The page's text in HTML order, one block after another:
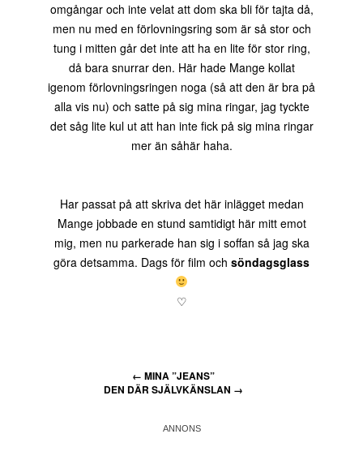
omgångar och inte velat att dom ska bli för tajta då,
men nu med en förlovningsring som är så stor och
tung i mitten går det inte att ha en lite för stor ring,
då bara snurrar den. Här hade Mange kollat
igenom förlovningsringen noga (så att den är bra på
alla vis nu) och satte på sig mina ringar, jag tyckte
det såg lite kul ut att han inte fick på sig mina ringar
mer än såhär haha.
Har passat på att skriva det här inlägget medan
Mange jobbade en stund samtidigt här mitt emot
mig, men nu parkerade han sig i soffan så jag ska
göra detsamma. Dags för film och söndagsglass
♡
← MINA ”JEANS”
DEN DÄR SJÄLVKÄNSLAN →